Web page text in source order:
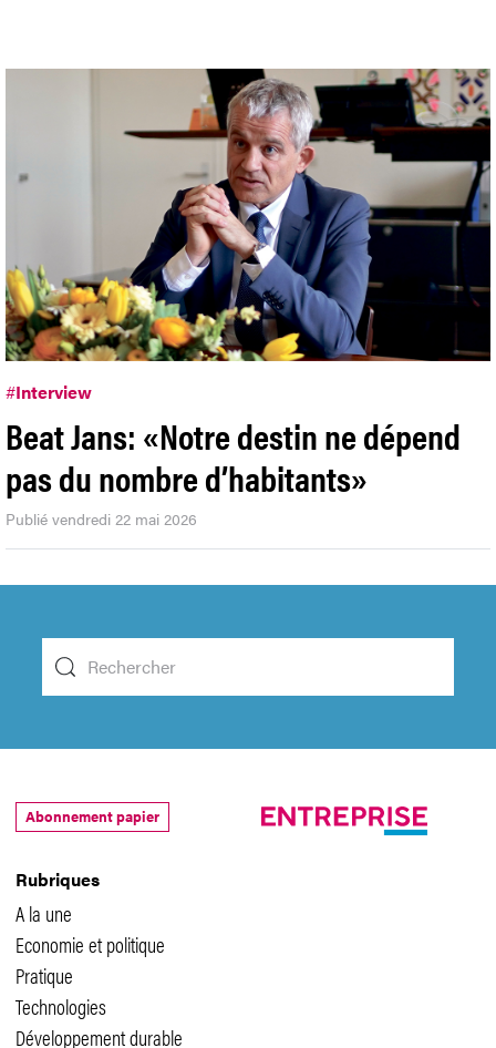
#Interview
Beat Jans: «Notre destin ne dépend
pas du nombre d’habitants»
Publié vendredi 22 mai 2026
Rubriques
A la une
Economie et politique
Pratique
Technologies
Développement durable
Abonnement papier